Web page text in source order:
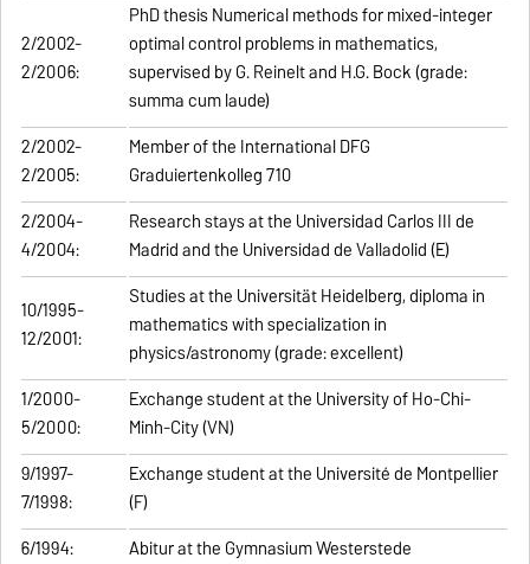
2/2002-
2/2006:
PhD thesis Numerical methods for mixed-integer
optimal control problems in mathematics,
supervised by G. Reinelt and H.G. Bock (grade:
summa cum laude)
2/2002-
2/2005:
Member of the International DFG
Graduiertenkolleg 710
2/2004-
4/2004:
Research stays at the Universidad Carlos III de
Madrid and the Universidad de Valladolid (E)
10/1995-
12/2001:
Studies at the Universität Heidelberg, diploma in
mathematics with specialization in
physics/astronomy (grade: excellent)
1/2000-
5/2000:
Exchange student at the University of Ho-Chi-
Minh-City (VN)
9/1997-
7/1998:
Exchange student at the Université de Montpellier
(F)
6/1994:
Abitur at the Gymnasium Westerstede